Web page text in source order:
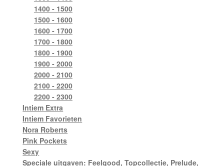
1400 - 1500
1500 - 1600
1600 - 1700
1700 - 1800
1800 - 1900
1900 - 2000
2000 - 2100
2100 - 2200
2200 - 2300
Intiem Extra
Intiem Favorieten
Nora Roberts
Pink Pockets
Sexy
Speciale uitgaven: Feelgood, Topcollectie, Prelude,